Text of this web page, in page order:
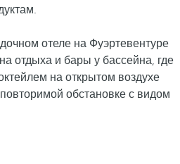
отеле на Фуэртевентуре
отдыха и бары у бассейна, где
на открытом воздухе
обстановке с видом